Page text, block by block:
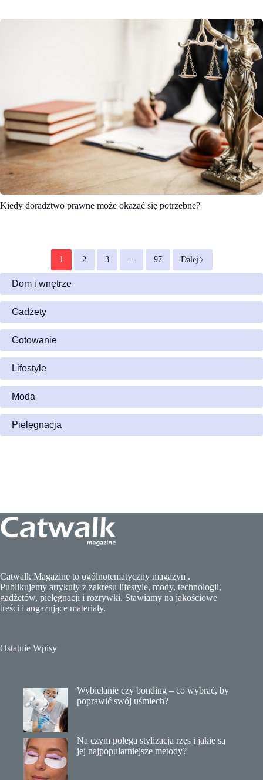
Kiedy doradztwo prawne może okazać się potrzebne?
1 2 3 97 Dalej
Dom i wnętrze
Gadżety
Gotowanie
Lifestyle
Moda
Pielęgnacja
Catwalk Magazine to ogólnotematyczny magazyn .
Publikujemy artykuły z zakresu lifestyle, mody, technologii,
gadżetów, pielęgnacji i rozrywki. Stawiamy na jakościowe
treści i angażujące materiały.
Ostatnie Wpisy
Wybielanie czy bonding – co wybrać, by
poprawić swój uśmiech?
Na czym polega stylizacja rzęs i jakie są
jej najpopularniejsze metody?